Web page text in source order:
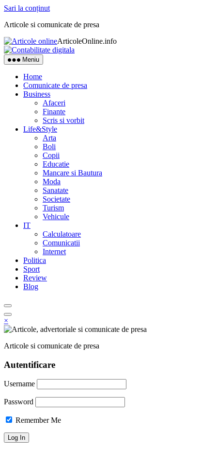
Sari la conținut
Articole si comunicate de presa
ArticoleOnline.info
Meniu
Home
Comunicate de presa
Business
Afaceri
Finante
Scris si vorbit
Life&Style
Arta
Boli
Copii
Educatie
Mancare si Bautura
Moda
Sanatate
Societate
Turism
Vehicule
IT
Calculatoare
Comunicatii
Internet
Politica
Sport
Review
Blog
×
Articole si comunicate de presa
Autentificare
Username
Password
Remember Me